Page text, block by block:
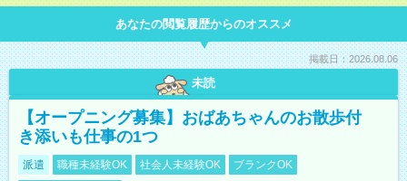
あなたの閲覧履歴からのオススメ
掲載日：2026.08.06
未読
【オープニング募集】おばあちゃんのお散歩付
き添いも仕事の1つ
派遣 職種未経験OK 社会人未経験OK
ブランクOK